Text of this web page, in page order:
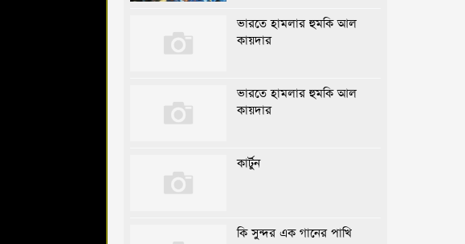
ভারতে হামলার হুমকি আল
কায়দার
ভারতে হামলার হুমকি আল
কায়দার
কার্টুন
কি সুন্দর এক গানের পাখি